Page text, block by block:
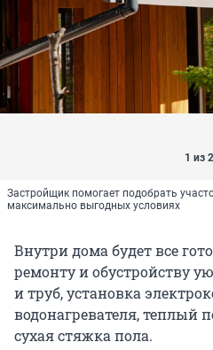
1 из 2
Застройщик помогает подобрать
максимально выгодных условиях
Внутри дома будет все
ремонту и обустройству
и труб, установка
водонагревателя, теплый
сухая стяжка пола.